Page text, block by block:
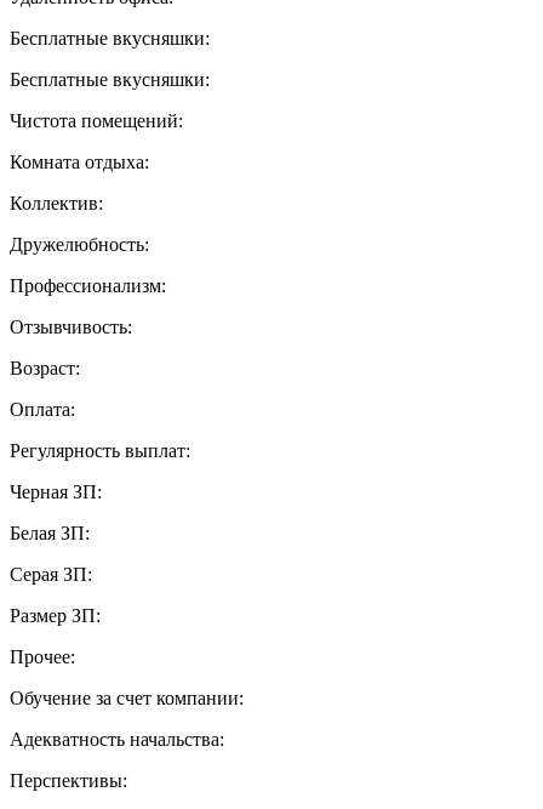
Бесплатные вкусняшки:
Бесплатные вкусняшки:
Чистота помещений:
Комната отдыха:
Коллектив:
Дружелюбность:
Профессионализм:
Отзывчивость:
Возраст:
Оплата:
Регулярность выплат:
Черная ЗП:
Белая ЗП:
Серая ЗП:
Размер ЗП:
Прочее:
Обучение за счет компании:
Адекватность начальства:
Перспективы: